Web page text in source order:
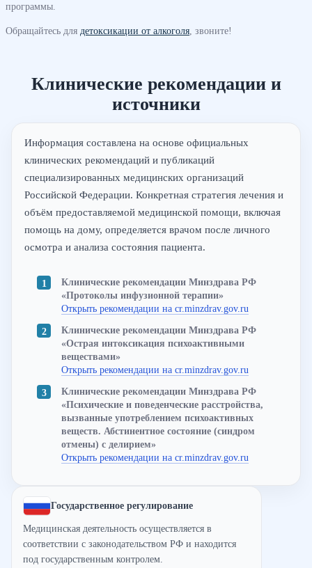
программы.
Обращайтесь для детоксикации от алкоголя , звоните!
Клинические рекомендации и
источники
Информация составлена на основе официальных
клинических рекомендаций и публикаций
специализированных медицинских организаций
Российской Федерации. Конкретная стратегия лечения и
объём предоставляемой медицинской помощи, включая
помощь на дому, определяется врачом после личного
осмотра и анализа состояния пациента.
Клинические рекомендации Минздрава РФ
«Протоколы инфузионной терапии»
Открыть рекомендации на cr.minzdrav.gov.ru
Клинические рекомендации Минздрава РФ
«Острая интоксикация психоактивными
веществами»
Открыть рекомендации на cr.minzdrav.gov.ru
Клинические рекомендации Минздрава РФ
«Психические и поведенческие расстройства,
вызванные употреблением психоактивных
веществ. Абстинентное состояние (синдром
отмены) с делирием»
Открыть рекомендации на cr.minzdrav.gov.ru
Государственное регулирование
Медицинская деятельность осуществляется в
соответствии с законодательством РФ и находится
под государственным контролем.